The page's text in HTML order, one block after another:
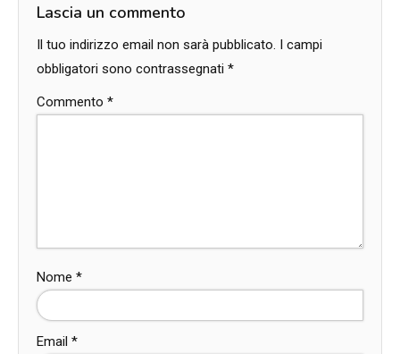
Lascia un commento
Il tuo indirizzo email non sarà pubblicato. I campi
obbligatori sono contrassegnati *
Commento *
Nome *
Email *